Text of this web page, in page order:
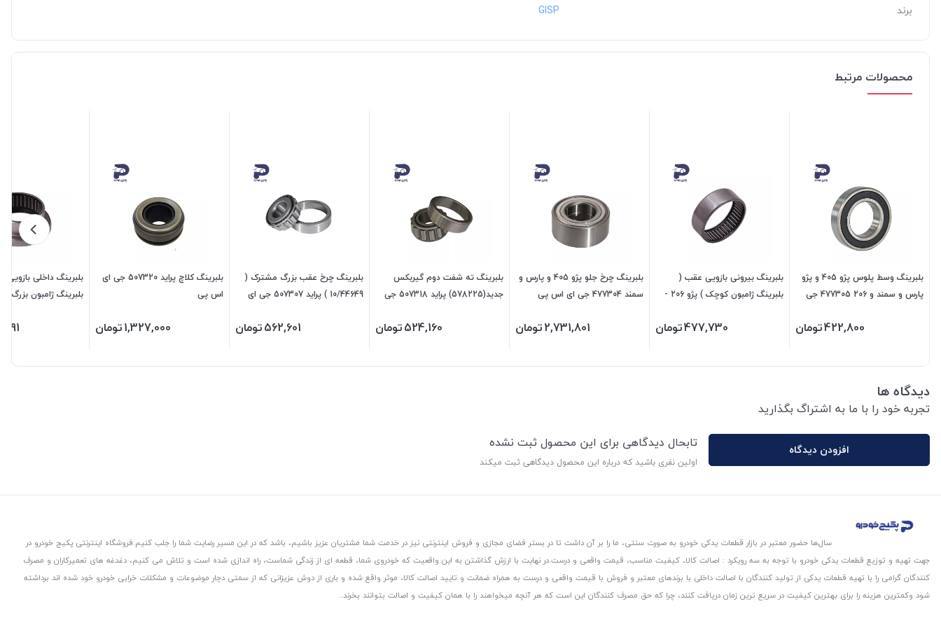
برند
‎GISP
محصولات مرتبط
بلبرینگ وسط پلوس پژو 405 و پژو
پارس و سمند و 206 477305 جی
422,800تومان
بلبرینگ بیرونی بازویی عقب (
بلبرینگ ژامبون کوچک ) پژو 206 -
477,730تومان
بلبرینگ چرخ جلو پژو 405 و پارس و
سمند 477304 جی ای اس پی
2,731,801تومان
بلبرینگ ته شفت دوم گیربکس
جدید(578225) پراید 507318 جی
524,160تومان
بلبرینگ چرخ عقب بزرگ مشترک (
10/44649 ) پراید 507307 جی ای
562,601تومان
بلبرینگ کلاچ پراید 507320 جی ای
اس پی
1,327,000تومان
بلبرینگ داخلی
دیدگاه ها
تجربه خود را با ما به اشتراگ بگذارید
افزودن دیدگاه تابحال دیدگاهی برای این محصول ثبت نشده
اولین نفری باشید که درباره این محصول دیدگاهی ثبت میکند
سال‌ها حضور معتبر در بازار قطعات یدکی خودرو به صورت سنتی، ما را بر آن داشت تا در بستر فضای مجازی و فروش اینترنتی نیز در خدمت شما مشتریان عزیز باشیم، باشد که در این مسیر رضایت شما را جلب کنیم.فروشگاه اینترنتی پکیج خودرو در
جهت تهیه و توزیع قطعات یدکی خودرو با توجه به سه رویکرد : اصالت کالا، کیفیت مناسب، قیمت واقعی و درست.در نهایت با ارزش گذاشتن به این واقعیت که خودروی شما، قطعه ای از زندگی شماست، راه اندازی شده است و تلاش می کنیم، دغدغه های تعمیرکاران و مصرف
کنندگان گرامی را با تهیه قطعات یدکی از تولید کنندگان با اصالت داخلی با برندهای معتبر و فروش با قیمت واقعی و درست به همراه ضمانت و تایید اصالت کالا، موثر واقع شده و باری از دوش عزیزانی که از سمتی دچار موضوعات و مشکلات خرابی خودرو خود شده اند برداشته
شود و‌کمترین هزینه را برای بهترین کیفیت در سریع ترین زمان دریافت کنند، چرا که حق مصرف کنندگان این است که هر آنچه میخواهند را با همان کیفیت و اصالت بتوانند بخرند..